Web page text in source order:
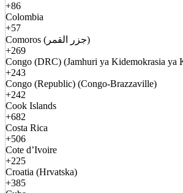
+86
Colombia
+57
Comoros (جزر القمر)
+269
Congo (DRC) (Jamhuri ya Kidemokrasia ya
+243
Congo (Republic) (Congo-Brazzaville)
+242
Cook Islands
+682
Costa Rica
+506
Cote d’Ivoire
+225
Croatia (Hrvatska)
+385